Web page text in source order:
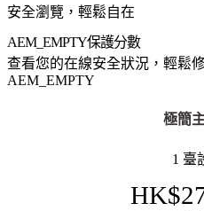
安全瀏覽，輕鬆自在
AEM_EMPTY保護分數
查看您的在線安全狀況，輕鬆
AEM_EMPTY
極簡
1 臺